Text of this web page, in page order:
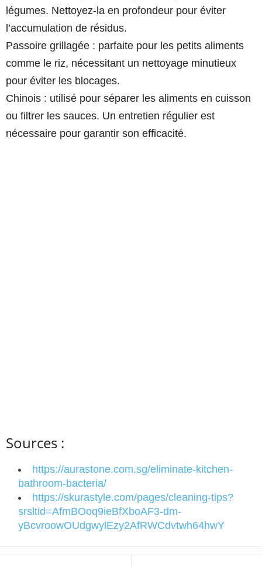
légumes. Nettoyez-la en profondeur pour éviter
l’accumulation de résidus.
Passoire grillagée : parfaite pour les petits aliments
comme le riz, nécessitant un nettoyage minutieux
pour éviter les blocages.
Chinois : utilisé pour séparer les aliments en cuisson
ou filtrer les sauces. Un entretien régulier est
nécessaire pour garantir son efficacité.
Sources :
https://aurastone.com.sg/eliminate-kitchen-
bathroom-bacteria/
https://skurastyle.com/pages/cleaning-tips?
srsltid=AfmBOoq9ieBfXboAF3-dm-
yBcvroowOUdgwylEzy2AfRWCdvtwh64hwY